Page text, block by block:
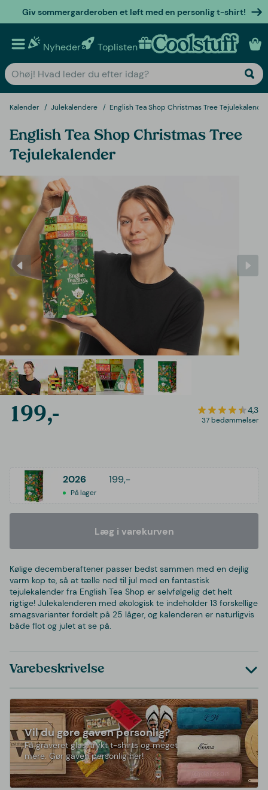
Giv sommergarderoben et løft med en personlig t-shirt!
Nyheder Toplisten Personlige gaver
Kalender Julekalendere English Tea Shop Christmas Tree Tejulekalender
English Tea Shop Christmas Tree
Tejulekalender
199,- 4,3
37 bedømmelser
2026 199,-
På lager
Læg i varekurven
Kølige decemberaftener passer bedst sammen med en dejlig
varm kop te, så at tælle ned til jul med en fantastisk
tejulekalender fra English Tea Shop er selvfølgelig det helt
rigtige! Julekalenderen med økologisk te indeholder 13 forskellige
smagsvarianter fordelt på 25 låger, og kalenderen er naturligvis
både flot og julet at se på.
Varebeskrivelse
Vil du gøre gaven personlig?
Få graveret glas, trykt t-shirts og meget
mere. Gør gaven personlig her!